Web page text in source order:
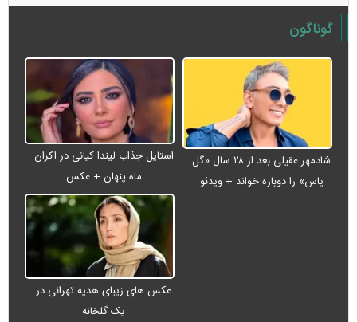
گوناگون
شادمهر عقیلی بعد از ۲۸ سال «گل
یاس» را دوباره خواند + ویدئو
استایل جذاب لیندا کیانی در اکران
ماه پنهان + عکس
عکس های زیبای هدیه تهرانی در
یک گلخانه